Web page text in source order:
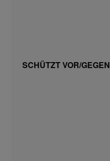
Kontakt
SCHÜTZT VOR/GEGEN